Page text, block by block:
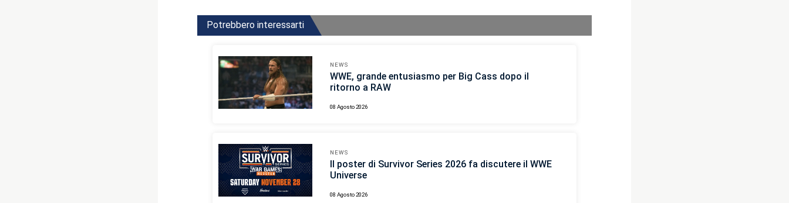
Potrebbero interessarti
NEWS
WWE, grande entusiasmo per Big Cass dopo il
ritorno a RAW
08 Agosto 2026
NEWS
Il poster di Survivor Series 2026 fa discutere il WWE
Universe
08 Agosto 2026